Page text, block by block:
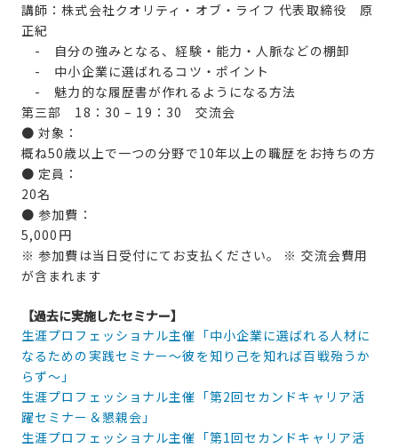
講師：株式会社クオリティ・オブ・ライフ 代表取締役 原
正紀
- 自分の強みとなる、経験・能力・人脈などの棚卸
- 中小企業に選ばれるコツ・ポイント
- 魅力的な履歴書が作れるようになる方法
第三部 18：30 – 19：30 交流会
● 対象：
概ね50歳以上で一つの分野で10年以上の職歴をお持ちの方
● 定員：
20名
● 参加費：
5,000円
※ 参加費は当日受付にてお支払ください。 ※ 交流会費用
が含まれます
【過去に実施したセミナー】
生涯プロフェッショナル主催「中小企業に選ばれる人材に
なるための実践セミナー～彼を知り己を知れば百戦殆うか
らず～」
生涯プロフェッショナル主催「第2回セカンドキャリア活
躍セミナー＆懇親会」
生涯プロフェッショナル主催「第1回セカンドキャリア活